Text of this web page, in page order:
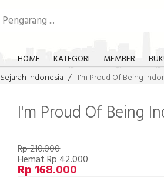
HOME KATEGORI MEMBER
Sejarah Indonesia I'm Proud Of Being
I'm Proud Of Being
Rp 210.000
Hemat Rp 42.000
Rp 168.000